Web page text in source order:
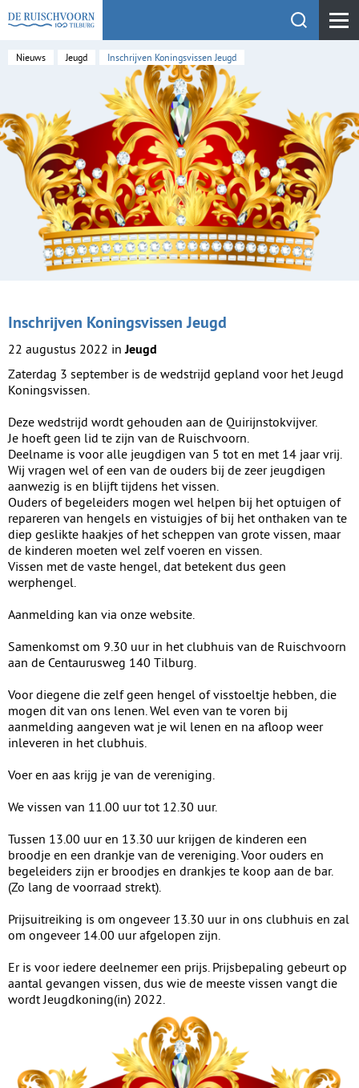
KEHV de Ruischvoorn Toon
Nieuws Jeugd Inschrijven Koningsvissen Jeugd
Inschrijven Koningsvissen Jeugd
22 augustus 2022 inJeugd
Zaterdag 3 september is de wedstrijd gepland voor het Jeugd
Koningsvissen.
Deze wedstrijd wordt gehouden aan de Quirijnstokvijver.
Je hoeft geen lid te zijn van de Ruischvoorn.
Deelname is voor alle jeugdigen van 5 tot en met 14 jaar vrij.
Wij vragen wel of een van de ouders bij de zeer jeugdigen
aanwezig is en blijft tijdens het vissen.
Ouders of begeleiders mogen wel helpen bij het optuigen of
repareren van hengels en vistuigjes of bij het onthaken van te
diep geslikte haakjes of het scheppen van grote vissen, maar
de kinderen moeten wel zelf voeren en vissen.
Vissen met de vaste hengel, dat betekent dus geen
werphengel.
Aanmelding kan via onze website.
Samenkomst om 9.30 uur in het clubhuis van de Ruischvoorn
aan de Centaurusweg 140 Tilburg.
Voor diegene die zelf geen hengel of visstoeltje hebben, die
mogen dit van ons lenen. Wel even van te voren bij
aanmelding aangeven wat je wil lenen en na afloop weer
inleveren in het clubhuis.
Voer en aas krijg je van de vereniging.
We vissen van 11.00 uur tot 12.30 uur.
Tussen 13.00 uur en 13.30 uur krijgen de kinderen een
broodje en een drankje van de vereniging. Voor ouders en
begeleiders zijn er broodjes en drankjes te koop aan de bar.
(Zo lang de voorraad strekt).
Prijsuitreiking is om ongeveer 13.30 uur in ons clubhuis en zal
om ongeveer 14.00 uur afgelopen zijn.
Er is voor iedere deelnemer een prijs. Prijsbepaling gebeurt op
aantal gevangen vissen, dus wie de meeste vissen vangt die
wordt Jeugdkoning(in) 2022.